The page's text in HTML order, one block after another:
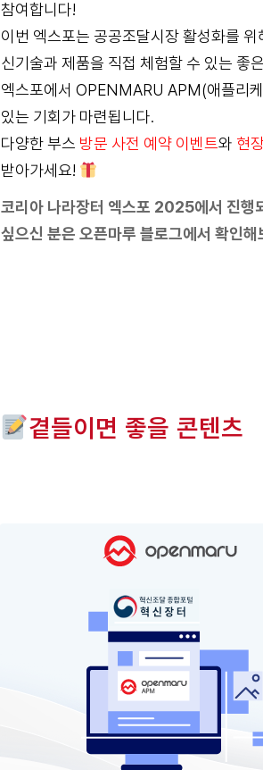
참여합니다!
이번 엑스포는 공공조달시장 활성화를
신기술과 제품을 직접 체험할 수 있는 좋
엑스포에서 OPENMARU APM(애플리
있는 기회가 마련됩니다.
다양한 부스 방문 사전 예약 이벤트와 현
받아가세요!
코리아 나라장터 엑스포 2025에서 진행
싶으신 분은 오픈마루 블로그에서 확인해
곁들이면 좋을 콘텐츠